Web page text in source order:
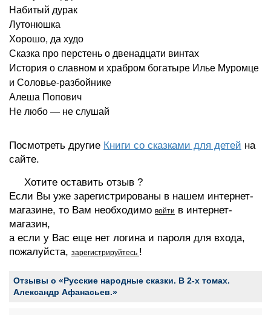
Набитый дурак
Лутонюшка
Хорошо, да худо
Сказка про перстень о двенадцати винтах
История о славном и храбром богатыре Илье Муромце
и Соловье-разбойнике
Алеша Попович
Не любо — не слушай
Посмотреть другие Книги со сказками для детей на
сайте.
Хотите оставить отзыв ?
Если Вы уже зарегистрированы в нашем интернет-
магазине, то Вам необходимо войти в интернет-
магазин,
а если у Вас еще нет логина и пароля для входа,
пожалуйста, зарегистрируйтесь !
Отзывы о «Русские народные сказки. В 2-х томах.
Александр Афанасьев.»